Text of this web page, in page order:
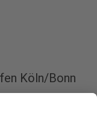
Köln/Bonn